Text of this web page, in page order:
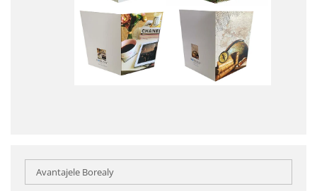
Avantajele Borealy